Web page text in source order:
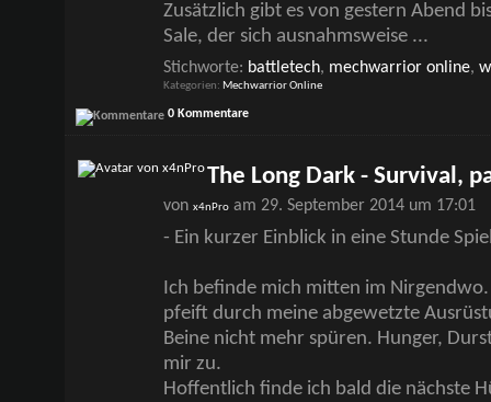
Zusätzlich gibt es von gestern Abend
Sale, der sich ausnahmsweise ...
Stichworte: battletech, mechwarrior online,
Kategorien Mechwarrior Online
0 Kommentare
The Long Dark - Survival,
von x4nProam 29. September 2014 um 17:01
- Ein kurzer Einblick in eine Stunde
Ich befinde mich mitten im
pfeift durch meine abgewetzte
Beine nicht mehr spüren. Hunger,
mir zu.
Hoffentlich finde ich bald die nächste